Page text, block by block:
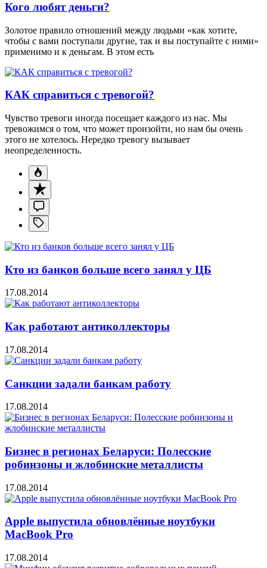
Кого любят деньги?
Золотое правило отношений между людьми «как хотите,
чтобы с вами поступали другие, так и вы поступайте с ними»
применимо и к деньгам. В этом есть
КАК справиться с тревогой?
Чувство тревоги иногда посещает каждого из нас. Мы
тревожимся о том, что может произойти, но нам бы очень
этого не хотелось. Нередко тревогу вызывает
неопределенность.
Кто из банков больше всего занял у ЦБ
17.08.2014
Как работают антиколлекторы
17.08.2014
Санкции задали банкам работу
17.08.2014
Бизнес в регионах Беларуси: Полесские
робинзоны и жлобинские металлисты
17.08.2014
Apple выпустила обновлённые ноутбуки
MacBook Pro
17.08.2014